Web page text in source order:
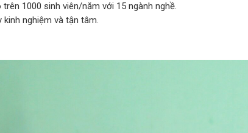
1000 sinh viên/năm với 15 ngành nghề.
nghiệm và tận tâm.